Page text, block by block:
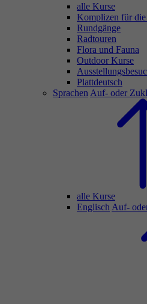
alle Kurse
Komplizen für
Rundgänge
Radtouren
Flora und Fauna
Outdoor Kurse
Plattdeutsch
Sprachen Auf- oder
alle Kurse
Englisch Auf-